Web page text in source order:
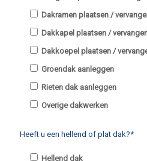
Dakramen plaatsen /
Dakkapel plaatsen /
Dakkoepel plaatsen /
Groendak aanleggen
Rieten dak aanleggen
Overige dakwerken
Heeft u een hellend of plat dak?*
Hellend dak